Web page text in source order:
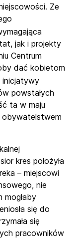
Ze
jak i projekty
Centrum
dać kobietom
inicjatywy
powstałych
ta w maju
obywatelstwem
kres położyła
– miejscowi
nie
mogłaby
się do
się
pracowników